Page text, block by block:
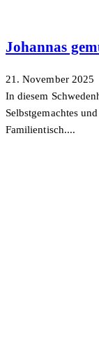
Johannas
21. November 2025
In diesem
Selbstgemachtes
Familientisch....